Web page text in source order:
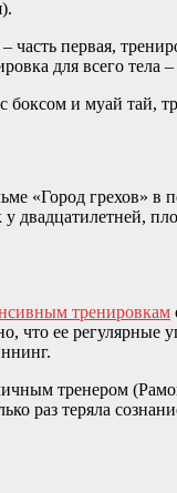
часть первая,
для всего
боксом и муай
«Город грехов» в
двадцатилетней,
тренировкам
что ее
тренером
раз теряла